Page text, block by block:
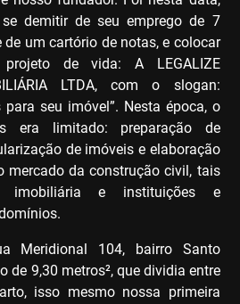
demitir de seu emprego de 7
de um cartório de notas, e colocar
de vida: A LEGALIZE
LTDA, com o slogan:
para seu imóvel”. Nesta época, o
era limitado: preparação de
de imóveis e elaboração
mercado da construção civil, tais
imobiliária e instituições e
Meridional 104, bairro Santo
de 9,30 metros², que dividia entre
isso mesmo nossa primeira